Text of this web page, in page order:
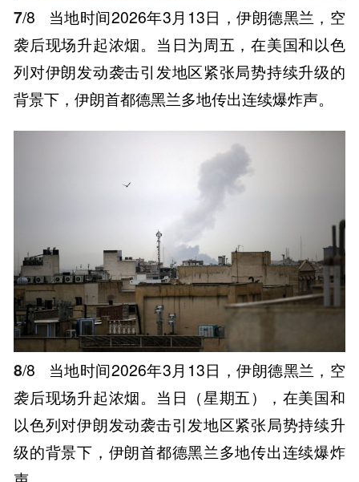
7/8
当地时间2026年3月13日，伊朗德黑兰，空
袭后现场升起浓烟。当日为周五，在美国和以色
列对伊朗发动袭击引发地区紧张局势持续升级的
背景下，伊朗首都德黑兰多地传出连续爆炸声。
8/8
当地时间2026年3月13日，伊朗德黑兰，空
袭后现场升起浓烟。当日（星期五），在美国和
以色列对伊朗发动袭击引发地区紧张局势持续升
级的背景下，伊朗首都德黑兰多地传出连续爆炸